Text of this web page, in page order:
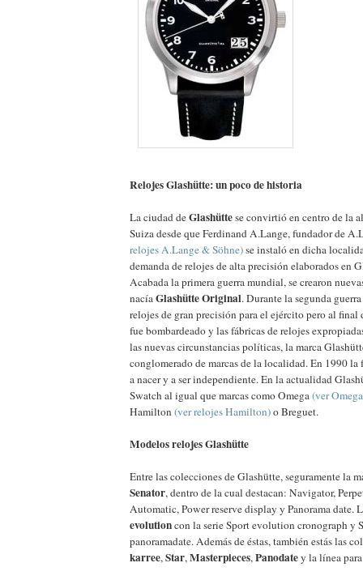
Relojes Glashütte: un poco de historia
La ciudad deGlashüttese convirtió en centro de la
Suiza desde que Ferdinand A.Lange, fundador de
relojes A.Lange & Söhne)se instaló en dicha
demanda de relojes de alta precisión elaborados en
Acabada la primera guerra mundial, se crearon
nacíaGlashütte Original. Durante la segunda
relojes de gran precisión para el ejército pero al final
fue bombardeado y las fábricas de relojes
las nuevas circunstancias políticas, la marca
conglomerado de marcas de la localidad. En 1990
a nacer y a ser independiente. En la actualidad
Swatch al igual que marcas como Omega(ver
Hamilton (ver relojes Hamilton)o Breguet.
Modelos relojes Glashütte
Entre las colecciones de Glashütte, seguramente la
Senator, dentro de la cual destacan: Navigator,
Automatic, Power reserve display y Panorama date.
evolutioncon la serie Sport evolution cronograph y
panoramadate. Además de éstas, también estás las
karree,Star,Masterpieces,Panodatey la línea